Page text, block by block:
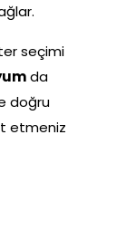
seçimi
da
doğru
etmeniz